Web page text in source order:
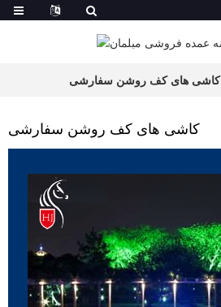
کاشی های کف روشن سفارشی
کاشی های کف روشن سفارشی